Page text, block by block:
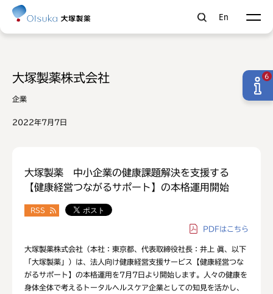
En
大塚製薬株式会社
企業
2022年7月7日
大塚製薬 中小企業の健康課題解決を支援する
【健康経営つながるサポート】の本格運用開始
RSS
PDFはこちら
大塚製薬株式会社（本社：東京都、代表取締役社長：井上 眞、以下
「大塚製薬」）は、法人向け健康経営支援サービス【健康経営つな
がるサポート】の本格運用を7月7日より開始します。人々の健康を
身体全体で考えるトータルヘルスケア企業としての知見を活かし、
6